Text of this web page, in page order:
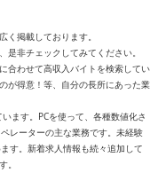
く掲載しております。
非チェックしてみてください。
合わせて高収入バイトを検索してい
が得意！等、自分の長所にあった業
ます。PCを使って、各種数値化さ
レーターの主な業務です。未経験
す。新着求人情報も続々追加して
。